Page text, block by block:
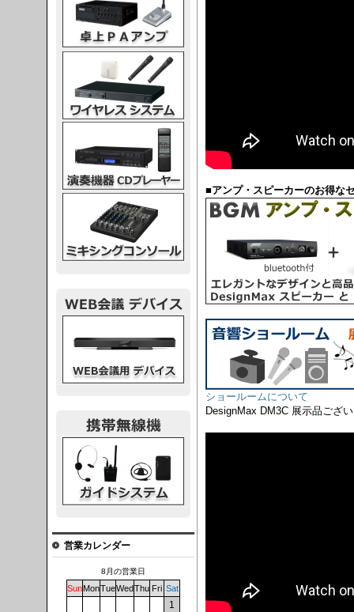
■アンプ・スピーカーのお得な
ショールームについて
DesignMax DM3C 展示品ござ
営業カレンダー
8月の営業日
SunMonTueWedThu Fri Sat
1